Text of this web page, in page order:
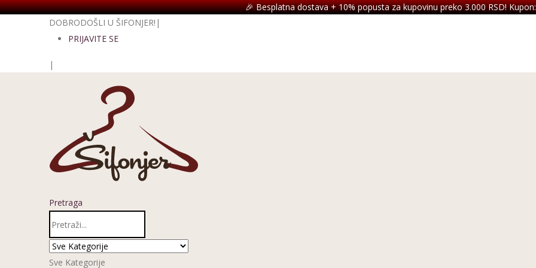
🎉 Besplatna dostava + 10% popusta za kupovinu preko 3.000 RSD!
DOBRODOŠLI U ŠIFONJER! |
PRIJAVITE SE
|
Pretraga
Sve Kategorije